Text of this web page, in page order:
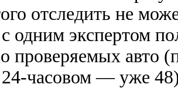
отследить не
одним экспертом
проверяемых авто
24-часовом — уже